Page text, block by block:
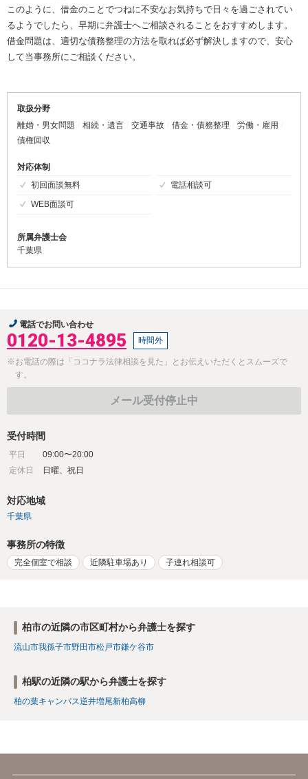
このように、借金のことでつねに不安なお気持ちで日々を過ごされてい
るようでしたら、早期に弁護士へご相談されることをおすすめします。
借金問題は、適切な債務整理の方法を取れば必ず解決しますので、安心
して当事務所にご相談ください。
取扱分野
離婚・男女問題
相続・遺言 交通事故 借金・債務整理
労働・雇用
債権回収
対応体制
初回面談無料
電話相談可
WEB面談可
所属弁護士会
千葉県
電話でお問い合わせ
0120-13-4895 時間外
※お電話の際は「ココナラ法律相談を見た」とお伝えいただくとスムーズで
す。
メール受付停止中
受付時間
平日
09:00〜20:00
定休日
日曜、祝日
対応地域
千葉県
事務所の特徴
完全個室で相談 近隣駐車場あり 子連れ相談可
柏市の近隣の市区町村から弁護士を探す
流山市我孫子市野田市松戸市鎌ケ谷市
柏駅の近隣の駅から弁護士を探す
柏の葉キャンパス逆井増尾新柏高柳